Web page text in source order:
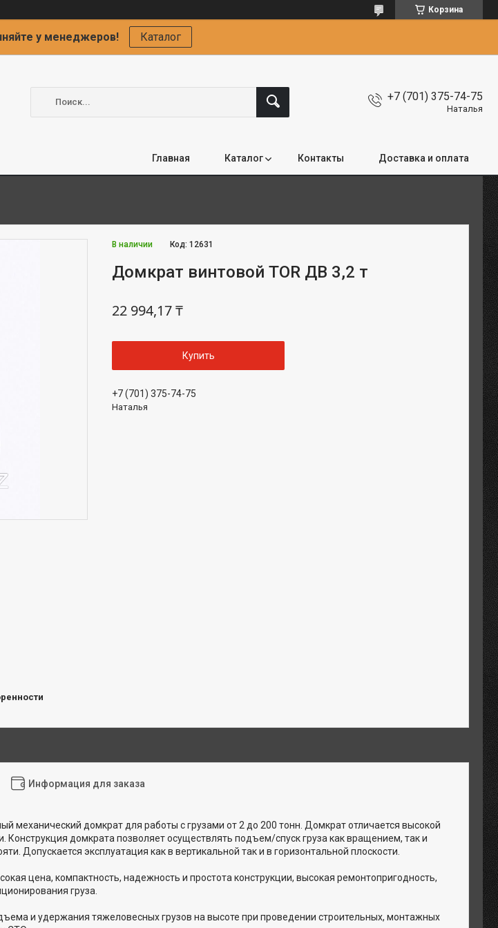
Корзина
у менеджеров! Каталог
+7 (701) 375-74-75
Наталья
Главная Каталог Контакты Доставка и оплата
В наличии Код:12631
Домкрат винтовой TOR ДВ 3,2 т
22 994,17 ₸
Купить
+7 (701) 375-74-75
Наталья
Информация для заказа
механический домкрат для работы с грузами от 2 до 200 тонн. Домкрат отличается высокой
Конструкция домкрата позволяет осуществлять подъем/спуск груза как вращением, так и
Допускается эксплуатация как в вертикальной так и в горизонтальной плоскости.
цена, компактность, надежность и простота конструкции, высокая ремонтопригодность,
груза.
и удержания тяжеловесных грузов на высоте при проведении строительных, монтажных